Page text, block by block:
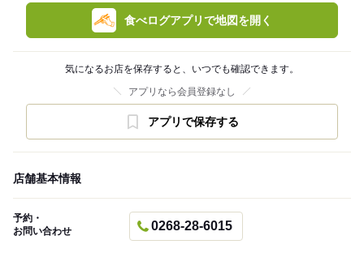
食べログアプリで地図を開く
気になるお店を保存すると、いつでも確認できます。
アプリなら会員登録なし
アプリで保存する
店舗基本情報
予約・
お問い合わせ
0268-28-6015